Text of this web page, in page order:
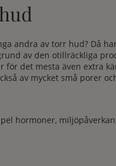
andra av torr hud? Då
av den otillräckliga
det mesta även extra
av mycket små porer
hormoner,